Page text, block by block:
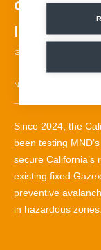
California
| ESTADOS
GAZEX, DAISYBELL |
NO EXPLOSIVES
Since 2024, the
been testing
secure California’s
existing fixed
preventive
in hazardous zones.